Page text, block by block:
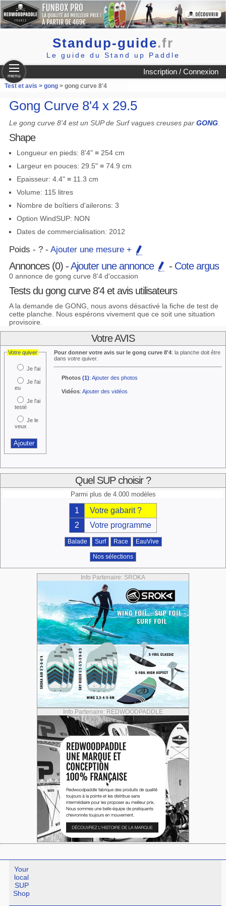
Standup-guide.fr
Le guide du Stand up Paddle
Inscription / Connexion
menu
Test et avis > gong> gong curve 8'4
Gong Curve 8'4 x 29.5
Le gong curve 8'4 est un SUP de Surf vagues creuses par GONG.
Shape
Longueur en pieds: 8'4" ≡ 254 cm
Largeur en pouces: 29.5" ≡ 74.9 cm
Epaisseur: 4.4" ≡ 11.3 cm
Volume: 115 litres
Nombre de boîtiers d'ailerons: 3
Option WindSUP: NON
Dates de commercialisation: 2012
Poids - ? - Ajouter une mesure +
Annonces (0) -Ajouter une annonce - Cote argus
0 annonce de gong curve 8'4 d'occasion
Tests du gong curve 8'4 et avis utilisateurs
A la demande de GONG, nous avons désactivé la fiche de test de
cette planche. Nous espérons vivement que ce soit une situation
provisoire.
Votre AVIS
Votre quiver
Je l'ai
Je l'ai
eu
Je l'ai
testé
Je le
veux
Pour donner votre avis sur le gong curve 8'4: la planche doit être
dans votre quiver.
Photos (1): Ajouter des photos
Vidéos: Ajouter des vidéos
Quel SUP choisir ?
Parmi plus de 4.000 modèles
1
Votre gabarit ?
2
Votre programme
Balade Surf Race EauVive
Nos sélections
Info Partenaire: SROKA
Info Partenaire: REDWOODPADDLE
Your
local
SUP
Shop